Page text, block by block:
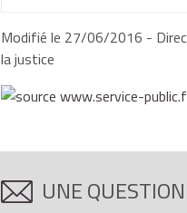
Modifié le 27/06/2016 -
la justice
UNE